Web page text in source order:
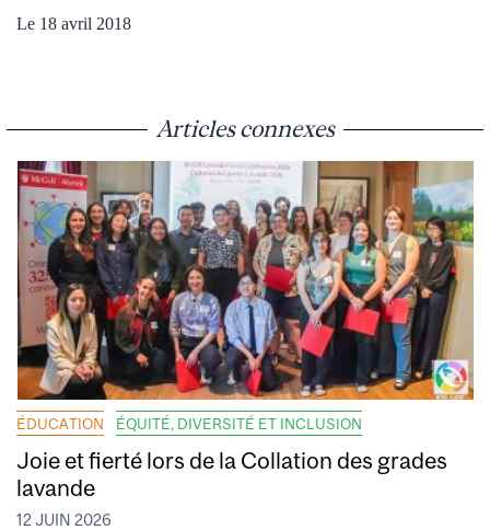
Le 18 avril 2018
Articles connexes
ÉDUCATION ÉQUITÉ, DIVERSITÉ ET INCLUSION
Joie et fierté lors de la Collation des grades
lavande
12 JUIN 2026